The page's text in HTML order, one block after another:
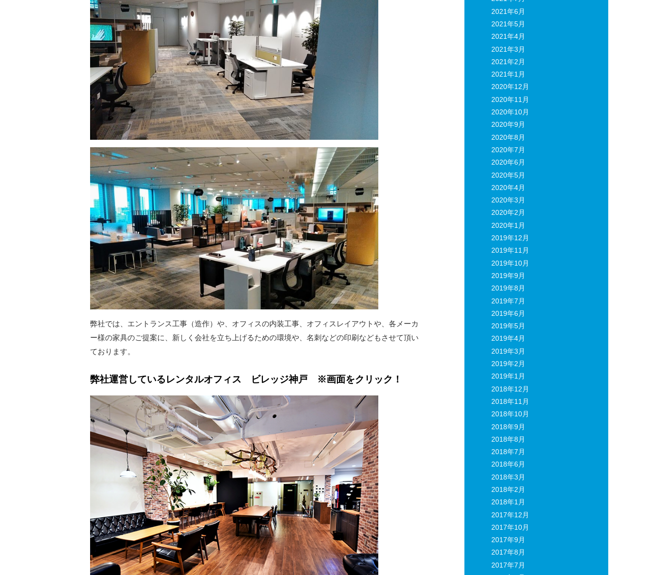
弊社では、エントランス工事（造作）や、オフィスの内装工事、オフィスレイアウトや、各メーカ
ー様の家具のご提案に、新しく会社を立ち上げるための環境や、名刺などの印刷などもさせて頂い
ております。
弊社運営しているレンタルオフィス ビレッジ神戸 ※画面をクリック！
2021年6月
2021年5月
2021年4月
2021年3月
2021年2月
2021年1月
2020年12月
2020年11月
2020年10月
2020年9月
2020年8月
2020年7月
2020年6月
2020年5月
2020年4月
2020年3月
2020年2月
2020年1月
2019年12月
2019年11月
2019年10月
2019年9月
2019年8月
2019年7月
2019年6月
2019年5月
2019年4月
2019年3月
2019年2月
2019年1月
2018年12月
2018年11月
2018年10月
2018年9月
2018年8月
2018年7月
2018年6月
2018年3月
2018年2月
2018年1月
2017年12月
2017年10月
2017年9月
2017年8月
2017年7月